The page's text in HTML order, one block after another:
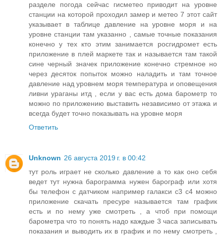
разделе погода сейчас гисметео приводит на уровне
станции на которой проходил замер и метео 7 этот сайт
указывает в таблице давление на уровне моря и на
уровне станции там указанно , самые точные показания
конечно у тех кто этим занимается росгидромет есть
приложение в плей маркете так и называется там такой
сине черный значек приложение конечно стремное но
через десяток попыток можно наладить и там точное
давление над уровнем моря температура и оповещения
ливни ураганы итд , если у вас есть дома барометр то
можно по приложению выставить независимо от этажа и
всегда будет точно показывать на уровне моря
Ответить
Unknown 26 августа 2019 г. в 00:42
тут роль играет не сколько давление а то как оно себя
ведет тут нужна барограмма нужен барограф или хотя
бы телефон с датчиком например галакси с3 с4 можно
приложение скачать пресуре называется там график
есть и по нему уже смотреть , а чтоб при помощи
барометра что то понять надо каждые 3 часа записывать
показания и выводить их в график и по нему смотреть ,